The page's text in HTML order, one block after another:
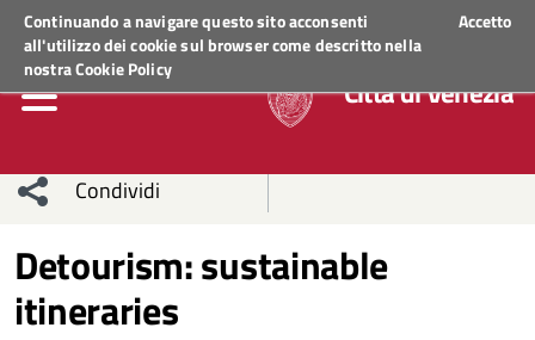
Continuando a navigare questo sito acconsenti
all'utilizzo dei cookie sul browser come descritto nella
nostraCookie Policy
Accetto
Regione Veneto ACCEDI AI SERVIZI
Città di Venezia
Condividi
sui social
Condividi
Condividi
Detourism: sustainable
itineraries